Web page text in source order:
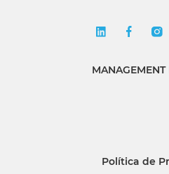
MANAGEMENT
Política de